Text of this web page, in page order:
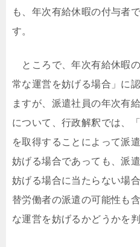
も、年次有給休暇の付与者
す。
ところで、年次有給休暇
常な運営を妨げる場合」に
ますが、派遣社員の年次有
について、行政解釈では、
を取得することによって派
妨げる場合であっても、派
妨げる場合に当たらない場
替労働者の派遣の可能性も
な運営を妨げるかどうかを